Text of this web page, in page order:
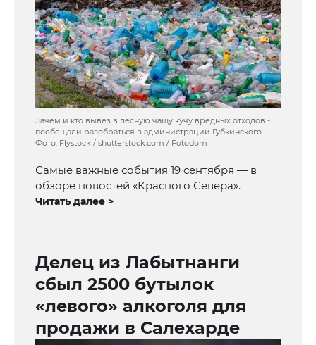
Зачем и кто вывез в лесную чащу кучу вредных отходов -
пообещали разобраться в администрации Губкинского.
Фото: Flystock / shutterstock.com / Fotodom
Самые важные события 19 сентября — в
обзоре новостей «Красного Севера».
Читать далее >
Делец из Лабытнанги
сбыл 2500 бутылок
«левого» алкоголя для
продажи в Салехарде